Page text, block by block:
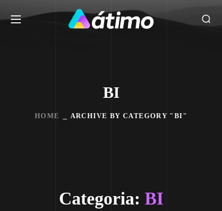
BI
HOME ARCHIVE BY CATEGORY "BI"
Categoria: BI